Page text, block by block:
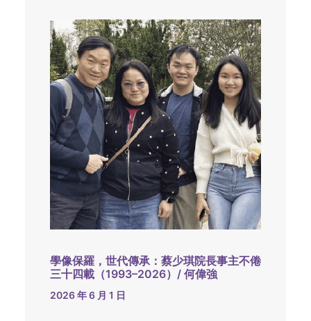
學像保羅，世代傳承：蔡少琪院長事主不倦
三十四載（1993–2026）/ 何偉強
2026 年 6 月 1 日